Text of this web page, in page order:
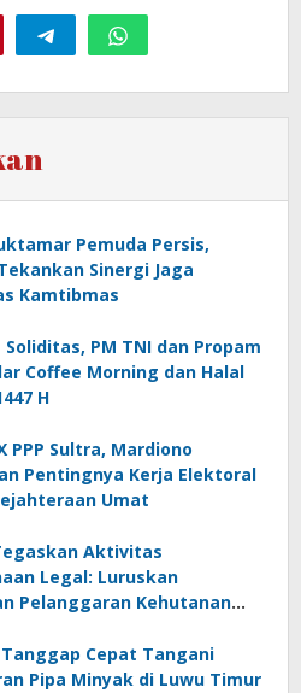
Pemuda Persis,
Sinergi Jaga
Kamtibmas
PM TNI dan Propam
Coffee Morning dan Halal
H
PPP Sultra, Mardiono
Pentingnya Kerja Elektoral
Umat
Aktivitas
Legal: Luruskan
Pelanggaran Kehutanan
Tanggap Cepat Tangani
Pipa Minyak di Luwu Timur